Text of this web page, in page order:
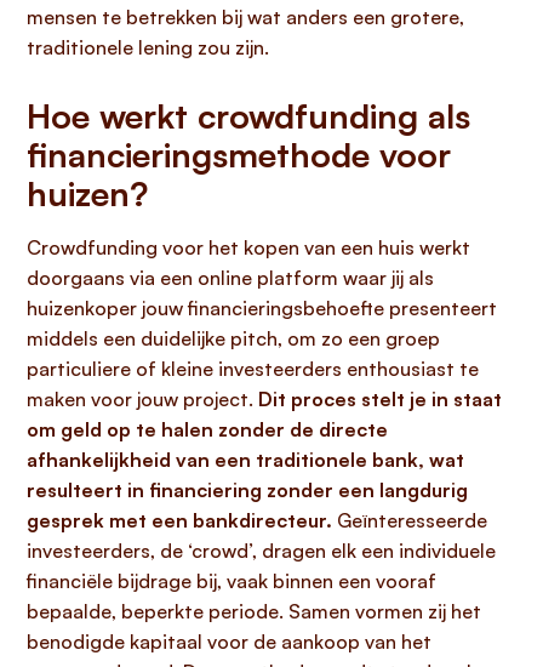
mensen te betrekken bij wat anders een grotere,
traditionele lening zou zijn.
Hoe werkt crowdfunding als
financieringsmethode voor
huizen?
Crowdfunding voor het kopen van een huis werkt
doorgaans via een online platform waar jij als
huizenkoper jouw financieringsbehoefte presenteert
middels een duidelijke pitch, om zo een groep
particuliere of kleine investeerders enthousiast te
maken voor jouw project. Dit proces stelt je in staat
om geld op te halen zonder de directe
afhankelijkheid van een traditionele bank, wat
resulteert in financiering zonder een langdurig
gesprek met een bankdirecteur. Geïnteresseerde
investeerders, de ‘crowd’, dragen elk een individuele
financiële bijdrage bij, vaak binnen een vooraf
bepaalde, beperkte periode. Samen vormen zij het
benodigde kapitaal voor de aankoop van het